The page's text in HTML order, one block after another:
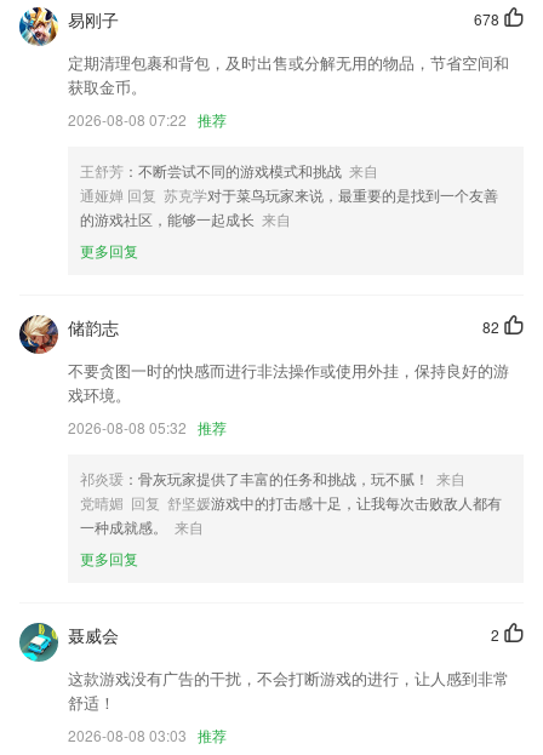
6.将自己宝贵的意见分享给我们，我们也会在后续的更新中积极改进。
乐速通app下载安装更新了什么?
念念手帐收藏你的小记忆，也能治愈你所有的小情绪~
新增注册协议，隐私协议
全新形态，多游戏内容便捷浏览
app首页悬浮按钮迭代
升级一键登录功能
以上就是乐速通app下载安装的介绍，如果您喜欢这款软件，您可以到应
用商店进行打分评论，说出您的使用经历，以帮助我们更好的对产品进行
优化修改。
678
易刚子
定期清理包裹和背包，及时出售或分解无用的物品，节省空间和
获取金币。
2026-08-08 07:22 推荐
王舒芳 ：不断尝试不同的游戏模式和挑战 来自
通娅婵 回复 苏克学对于菜鸟玩家来说，最重要的是找到一个友善
的游戏社区，能够一起成长 来自
更多回复
82
储韵志
不要贪图一时的快感而进行非法操作或使用外挂，保持良好的游
戏环境。
2026-08-08 05:32 推荐
祁炎瑗 ：骨灰玩家提供了丰富的任务和挑战，玩不腻！
来自
党晴媚 回复 舒坚媛游戏中的打击感十足，让我每次击败敌人都有
一种成就感。
来自
更多回复
2
聂威会
这款游戏没有广告的干扰，不会打断游戏的进行，让人感到非常
舒适！
2026-08-08 03:03 推荐